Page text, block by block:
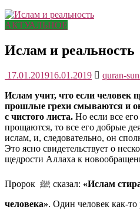
АКТУАЛЬНОЕ
Ислам и реальность
17.01.201916.01.2019
quran-
Ислам учит, что если человек
прошлые грехи смываются и
с чистого листа. Но если все
прощаются, то все его добрые
ислам, и, следовательно, он
Это ясно свидетельствует о
щедрости Аллаха к
Пророк ﷺ сказал: «Ислам
человека»